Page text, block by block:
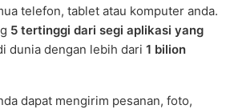
telefon, tablet atau komputer anda.
5 tertinggi dari segi aplikasi yang
dunia dengan lebih dari 1 bilion
dapat mengirim pesanan, foto,